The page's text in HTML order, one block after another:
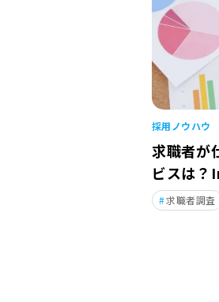
採用ノウハウ
求職者が
ビスは
求職者調査